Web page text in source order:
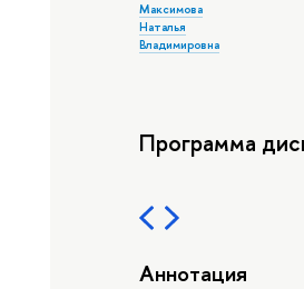
Максимова
Наталья
Владимировна
Программа
Аннотация